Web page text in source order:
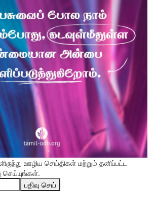
ஊழிய செய்திகள் மற்றும் தனிப்பட்ட
செய்யுங்கள்.
பதிவு செய்